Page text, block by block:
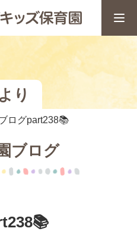
り
ログpart238📚
ブログ